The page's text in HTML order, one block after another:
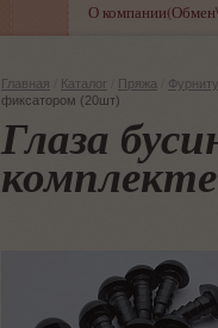
О
Главная Каталог Пряжа
фиксатором (20шт)
Глаза